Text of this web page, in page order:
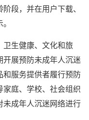
段，并在用户下载、
生健康、文化和旅
展预防未成年人沉迷
服务提供者履行预防
庭、学校、社会组织
成年人沉迷网络进行